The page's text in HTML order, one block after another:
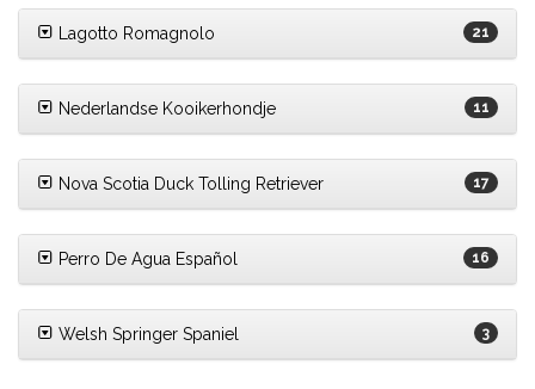
Lagotto Romagnolo 21
Nederlandse Kooikerhondje 11
Nova Scotia Duck Tolling Retriever 17
Perro De Agua Español 16
Welsh Springer Spaniel 3